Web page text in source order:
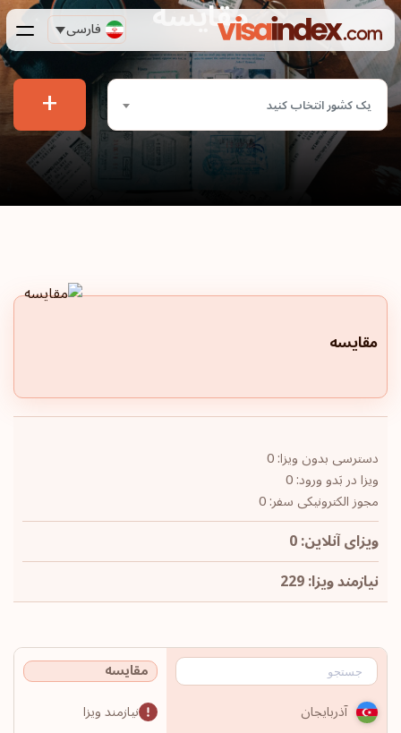
فارسی مقایسه
یک کشور انتخاب کنید +
مقایسه
دسترسی بدون ویزا: 0
ویزا در بَدو ورود: 0
مجوز الکترونیکی سفر: 0
ویزای آنلاین: 0
نیازمند ویزا: 229
مقایسه
آذربایجان
نیازمند ویزا